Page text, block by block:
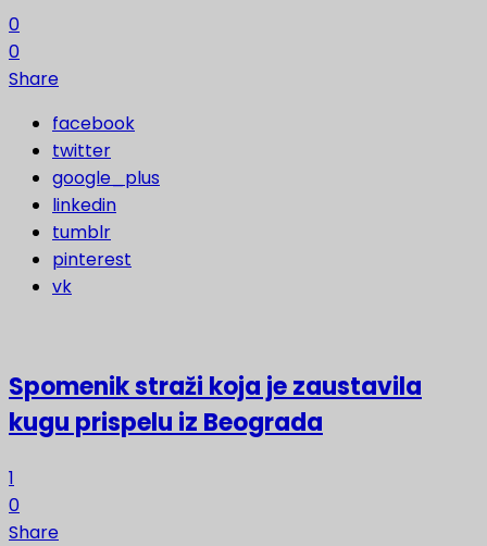
0
0
Share
facebook
twitter
google_plus
linkedin
tumblr
pinterest
vk
Spomenik straži koja je zaustavila
kugu prispelu iz Beograda
1
0
Share